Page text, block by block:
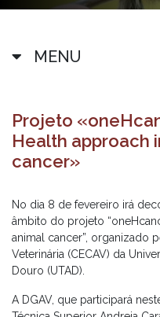
MENU
Projeto
Health approach
cancer»
No dia 8 de fevereiro irá
âmbito do projeto
animal cancer”, organizado
Veterinária (CECAV) da
Douro (UTAD).
A DGAV, que participará